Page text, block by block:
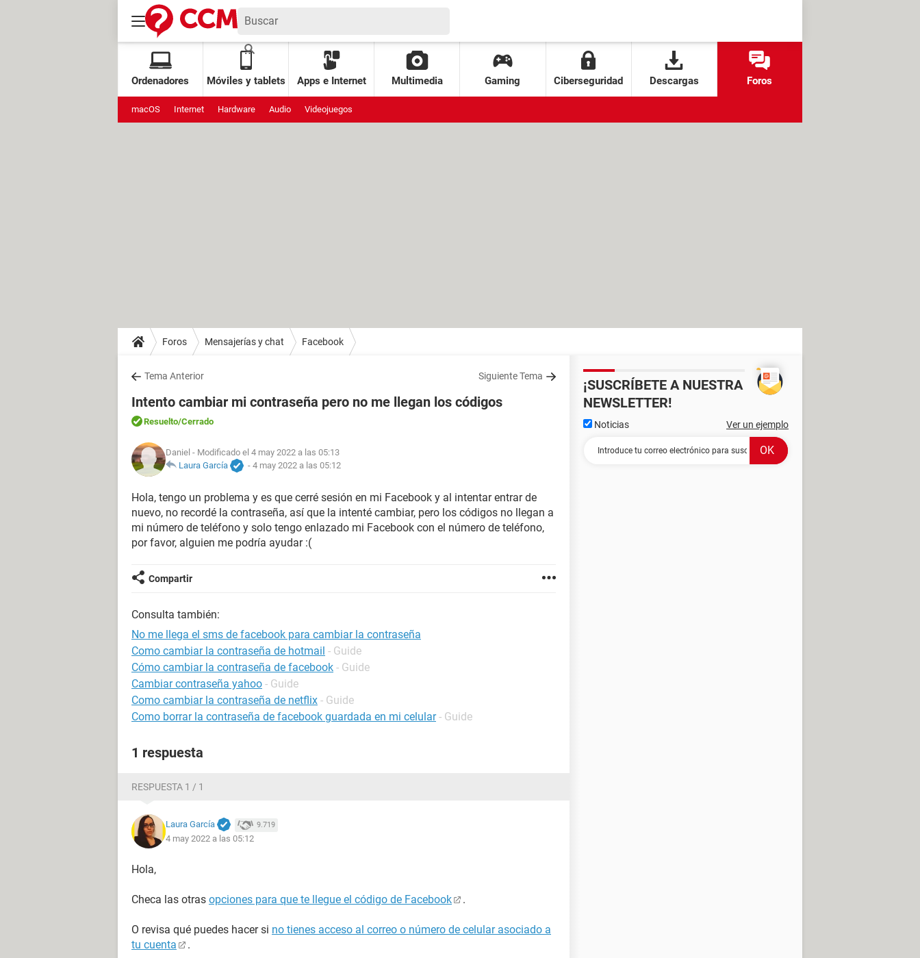
Ordenadores Móviles y tablets Apps e Internet Multimedia Gaming Ciberseguridad Descargas Foros
macOS Internet Hardware Audio Videojuegos
Foros Mensajerías y chat Facebook
Tema Anterior Siguiente Tema
Intento cambiar mi contraseña pero no me llegan los códigos
Resuelto/Cerrado
Daniel - Modificado el 4 may 2022 a las 05:13
Laura García
- 4 may 2022 a las 05:12
Hola, tengo un problema y es que cerré sesión en mi Facebook y al intentar entrar de
nuevo, no recordé la contraseña, así que la intenté cambiar, pero los códigos no llegan a
mi número de teléfono y solo tengo enlazado mi Facebook con el número de teléfono,
por favor, alguien me podría ayudar :(
Compartir
Consulta también:
No me llega el sms de facebook para cambiar la contraseña
Como cambiar la contraseña de hotmail - Guide
Cómo cambiar la contraseña de facebook - Guide
Cambiar contraseña yahoo - Guide
Como cambiar la contraseña de netflix - Guide
Como borrar la contraseña de facebook guardada en mi celular - Guide
1 respuesta
RESPUESTA 1 / 1
Laura García 9.719
4 may 2022 a las 05:12
Hola,
Checa las otras opciones para que te llegue el código de Facebook .
O revisa qué puedes hacer si no tienes acceso al correo o número de celular asociado a
tu cuenta
.
¡SUSCRÍBETE A NUESTRA
NEWSLETTER!
Noticias Ver un ejemplo